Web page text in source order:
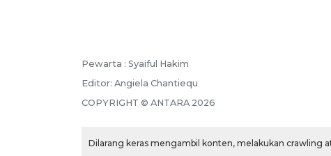
Pewarta : Syaiful Hakim
Editor: Angiela Chantiequ
COPYRIGHT © ANTARA 2026
Dilarang keras mengambil konten, melakukan crawling